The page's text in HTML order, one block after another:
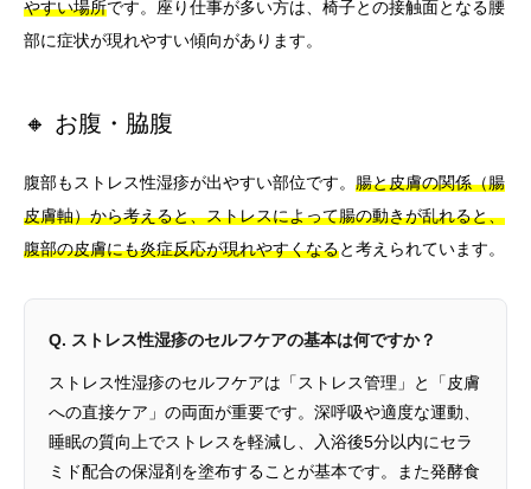
やすい場所です。座り仕事が多い方は、椅子との接触面となる腰
部に症状が現れやすい傾向があります。
🔸 お腹・脇腹
腹部もストレス性湿疹が出やすい部位です。 腸と皮膚の関係（腸
皮膚軸）から考えると、ストレスによって腸の動きが乱れると、
腹部の皮膚にも炎症反応が現れやすくなると考えられています。
Q. ストレス性湿疹のセルフケアの基本は何ですか？
ストレス性湿疹のセルフケアは「ストレス管理」と「皮膚
への直接ケア」の両面が重要です。深呼吸や適度な運動、
睡眠の質向上でストレスを軽減し、入浴後5分以内にセラ
ミド配合の保湿剤を塗布することが基本です。また発酵食